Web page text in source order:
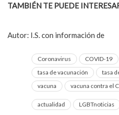
TAMBIÉN TE PUEDE
Autor: I.S. con información de
Coronavirus COVID-19
tasa de vacunación
tasa
vacuna
vacuna contra el
actualidad LGBTnoticias